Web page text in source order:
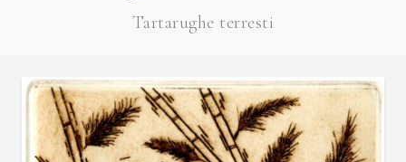
Tartarughe terresti